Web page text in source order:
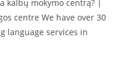
kalbų mokymo centrą? |
centre We have over 30
language services in